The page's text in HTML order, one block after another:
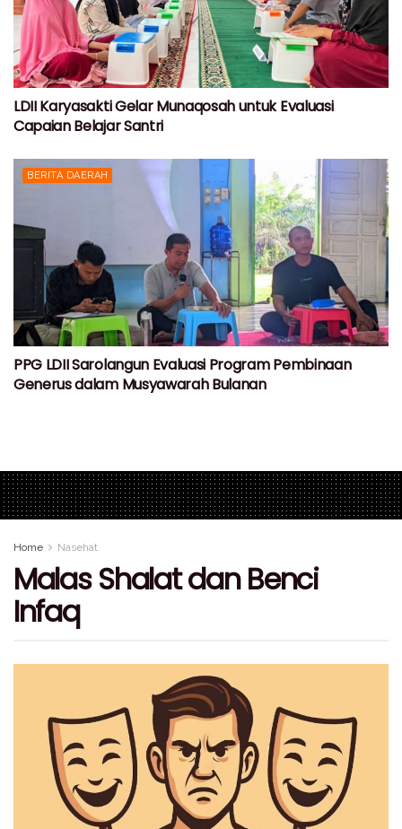
LDII Karyasakti Gelar Munaqosah untuk Evaluasi
Capaian Belajar Santri
BERITA DAERAH
PPG LDII Sarolangun Evaluasi Program Pembinaan
Generus dalam Musyawarah Bulanan
Home Nasehat
Malas Shalat dan Benci
Infaq